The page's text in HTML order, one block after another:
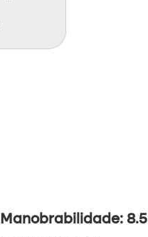
Manobrabilidade: 8.5